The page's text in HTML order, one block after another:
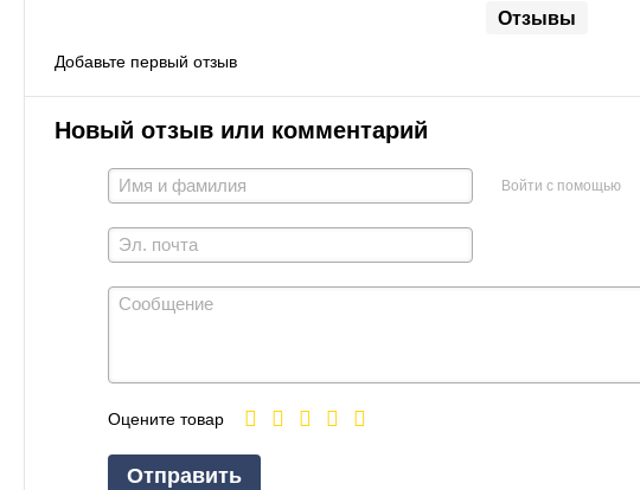
Отзывы
Добавьте первый отзыв
Новый отзыв или комментарий
Войти с помощью
Оцените товар
Отправить